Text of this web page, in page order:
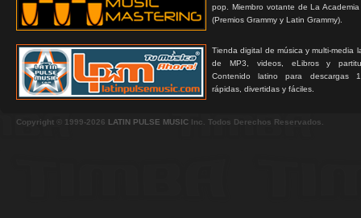
pop. Miembro votante de La
(Premios Grammy y Latin Grammy).
Tienda digital de música y multi-media
de MP3, videos, eLibros y
Contenido latino para descargas
rápidas, divertidas y fáciles.
Copyright © 1999-2026 LATIN PULSE MUSIC Inc. Todos Derechos Reservados.